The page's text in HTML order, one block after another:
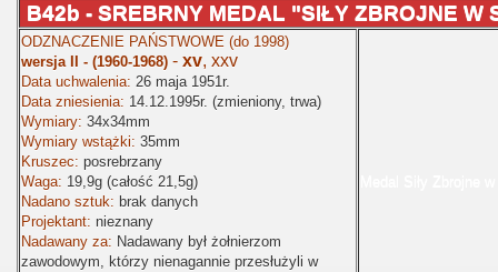
B42b - SREBRNY MEDAL "SIŁY ZBROJNE W
ODZNACZENIE PAŃSTWOWE (do 1998)
wersja II - (1960-1968) - xv, xxv
Data uchwalenia: 26 maja 1951r.
Data zniesienia: 14.12.1995r. (zmieniony, trwa)
Wymiary: 34x34mm
Wymiary wstążki: 35mm
Kruszec: posrebrzany
Waga: 19,9g (całość 21,5g)
Nadano sztuk: brak danych
Projektant: nieznany
Nadawany za: Nadawany był żołnierzom
zawodowym, którzy nienagannie przesłużyli w